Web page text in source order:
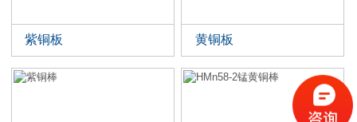
紫铜板 黄铜板